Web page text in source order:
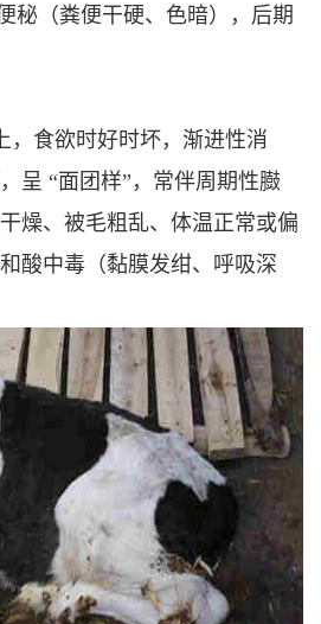
秘（粪便干硬、色暗），后期
，食欲时好时坏，渐进性消
呈 “面团样”，常伴周期性臌
燥、被毛粗乱、体温正常或偏
酸中毒（黏膜发绀、呼吸深